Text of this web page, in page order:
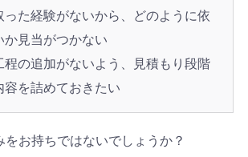
った経験がないから、どのように依
か見当がつかない
程の追加がないよう、見積もり段階
容を詰めておきたい
をお持ちではないでしょうか？